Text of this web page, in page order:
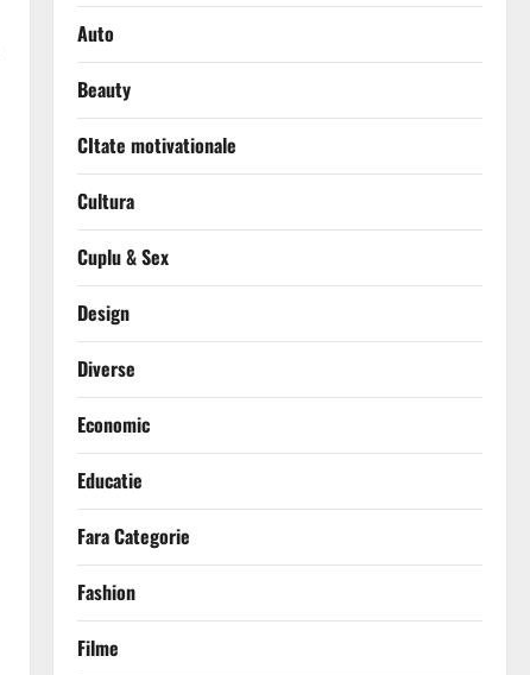
Auto
Beauty
CItate motivationale
Cultura
Cuplu & Sex
Design
Diverse
Economic
Educatie
Fara Categorie
Fashion
Filme